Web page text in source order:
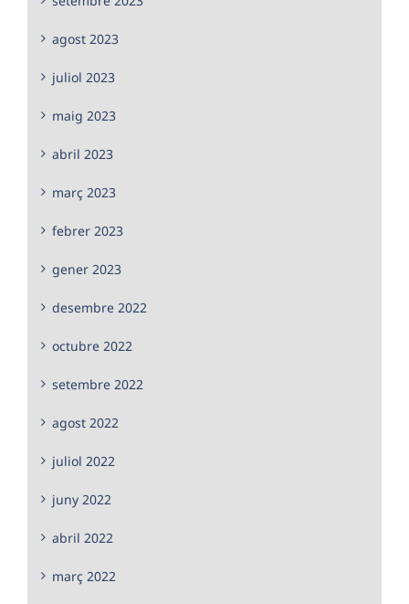
agost 2023
juliol 2023
maig 2023
abril 2023
març 2023
febrer 2023
gener 2023
desembre 2022
octubre 2022
setembre 2022
agost 2022
juliol 2022
juny 2022
abril 2022
març 2022